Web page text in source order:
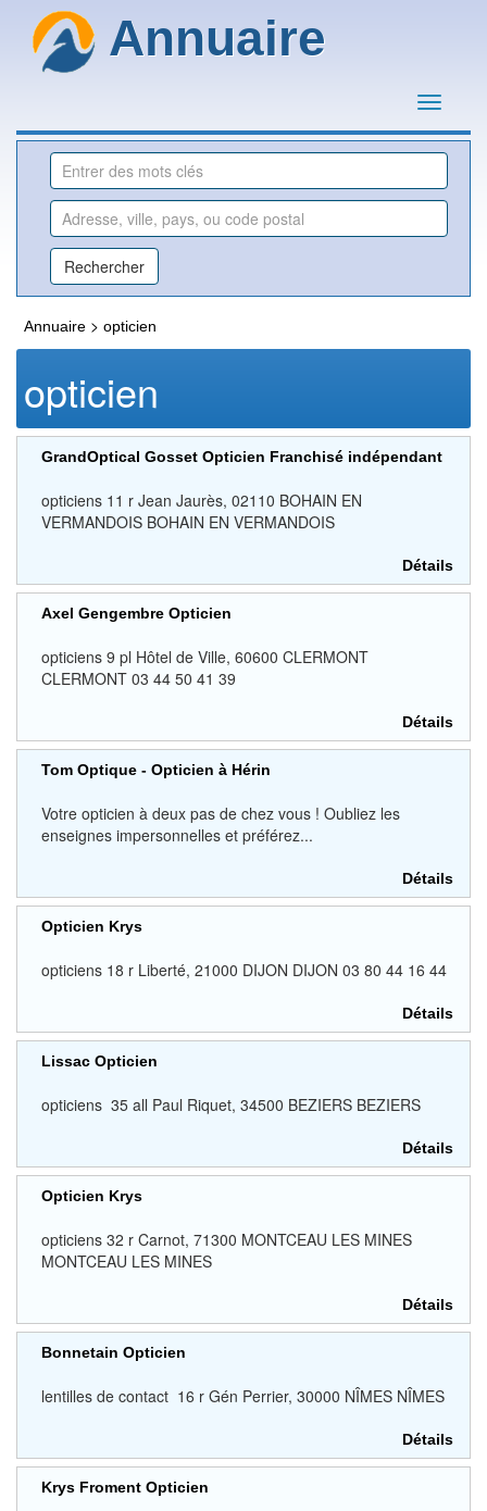
Annuaire
Annuaire > opticien
opticien
GrandOptical Gosset Opticien Franchisé indépendant
opticiens 11 r Jean Jaurès, 02110 BOHAIN EN
VERMANDOIS BOHAIN EN VERMANDOIS
Détails
Axel Gengembre Opticien
opticiens 9 pl Hôtel de Ville, 60600 CLERMONT
CLERMONT 03 44 50 41 39
Détails
Tom Optique - Opticien à Hérin
Votre opticien à deux pas de chez vous ! Oubliez les
enseignes impersonnelles et préférez...
Détails
Opticien Krys
opticiens 18 r Liberté, 21000 DIJON DIJON 03 80 44 16 44
Détails
Lissac Opticien
opticiens 35 all Paul Riquet, 34500 BEZIERS BEZIERS
Détails
Opticien Krys
opticiens 32 r Carnot, 71300 MONTCEAU LES MINES
MONTCEAU LES MINES
Détails
Bonnetain Opticien
lentilles de contact 16 r Gén Perrier, 30000 NÎMES NÎMES
Détails
Krys Froment Opticien